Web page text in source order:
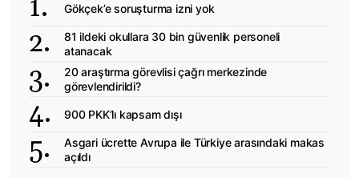
Gökçek’e soruşturma izni yok
81 ildeki okullara 30 bin güvenlik personeli
atanacak
20 araştırma görevlisi çağrı merkezinde
görevlendirildi?
900 PKK’lı kapsam dışı
Asgari ücrette Avrupa ile Türkiye arasındaki makas
açıldı